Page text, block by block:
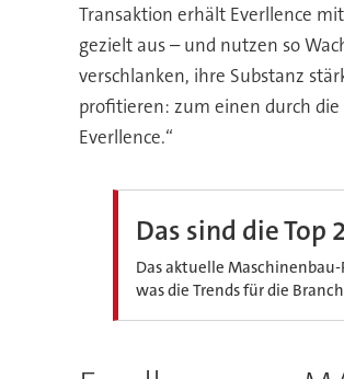
Transaktion erhält Everllence
gezielt aus – und nutzen so
verschlanken, ihre Substanz
profitieren: zum einen durch
Everllence.“
Das sind die Top
Das aktuelle
was die Trends für die